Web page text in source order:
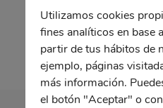
Sudadera STREET
Utilizamos cookies
fines analíticos en base
partir de tus hábitos de
ejemplo, páginas
más información.
el botón "Aceptar" o